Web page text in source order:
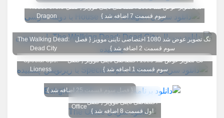
تگ تصویر عوض شد 1080 اختصاصی تاینی موویز { فصل
سوم قسمت 7 اضافه شد }
House of the
Dragon
تگ تصویر عوض شد 1080 اختصاصی تاینی موویز { فصل
سوم قسمت 2 اضافه شد }
The Walking Dead:
Dead City
تگ تصویر عوض شد 1080 اختصاصی تاینی موویز { فصل
سوم قسمت 1 اضافه شد }
Special Ops:
Lioness
{ فصل سوم قسمت 25 اضافه شد }
تگ تصویر عوض شد 1080
اختصاصی تاینی موویز { فصل
اول قسمت 8 اضافه شد }
The
Office